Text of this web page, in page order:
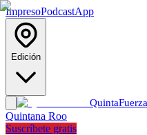
ImpresoPodcastApp
Edición
QuintaFuerza
Quintana Roo
Suscríbete gratis